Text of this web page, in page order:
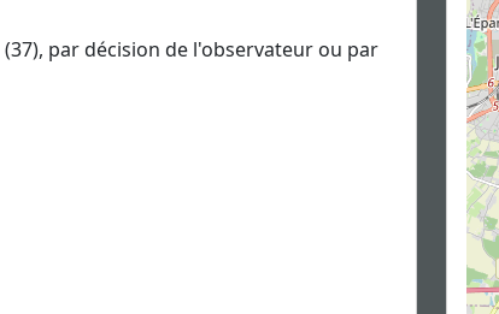
(37), par décision de l'observateur ou par